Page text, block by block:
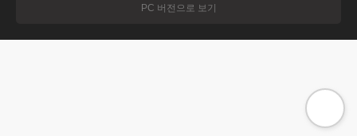
PC 버전으로 보기